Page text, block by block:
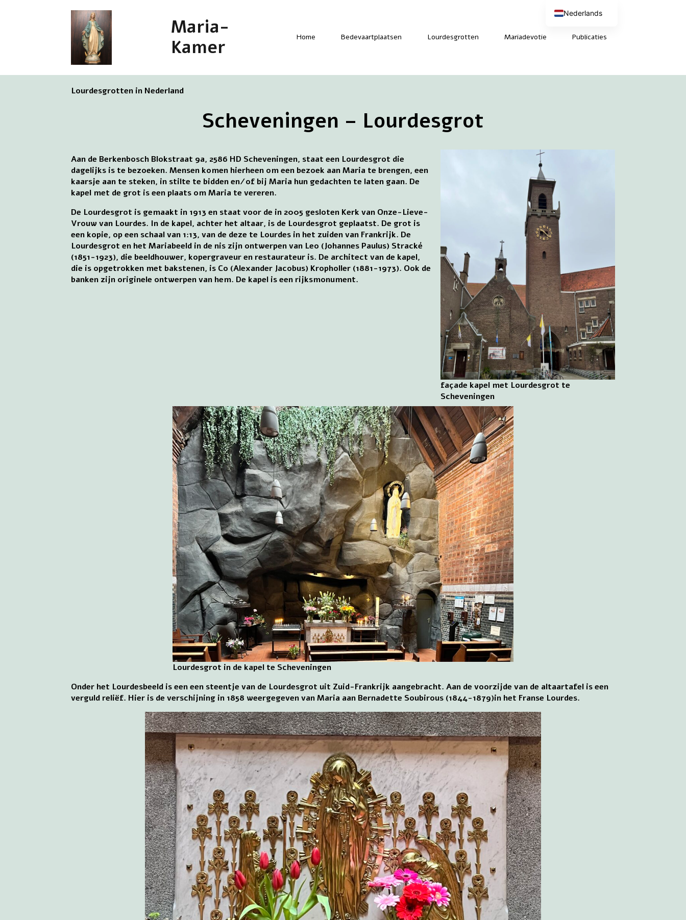
Maria-
Kamer
Home Bedevaartplaatsen Lourdesgrotten Mariadevotie Publicaties
Lourdesgrotten in Nederland
Scheveningen – Lourdesgrot
façade kapel met Lourdesgrot te
Scheveningen
Aan de Berkenbosch Blokstraat 9a, 2586 HD Scheveningen, staat een Lourdesgrot die
dagelijks is te bezoeken. Mensen komen hierheen om een bezoek aan Maria te brengen, een
kaarsje aan te steken, in stilte te bidden en/of bij Maria hun gedachten te laten gaan. De
kapel met de grot is een plaats om Maria te vereren.
De Lourdesgrot is gemaakt in 1913 en staat voor de in 2005 gesloten Kerk van Onze-Lieve-
Vrouw van Lourdes. In de kapel, achter het altaar, is de Lourdesgrot geplaatst. De grot is
een kopie, op een schaal van 1:13, van de deze te Lourdes in het zuiden van Frankrijk. De
Lourdesgrot en het Mariabeeld in de nis zijn ontwerpen van Leo (Johannes Paulus) Stracké
(1851-1923), die beeldhouwer, kopergraveur en restaurateur is. De architect van de kapel,
die is opgetrokken met bakstenen, is Co (Alexander Jacobus) Kropholler (1881-1973). Ook de
banken zijn originele ontwerpen van hem. De kapel is een rijksmonument.
Lourdesgrot in de kapel te Scheveningen
Onder het Lourdesbeeld is een een steentje van de Lourdesgrot uit Zuid-Frankrijk aangebracht. Aan de voorzijde van de altaartafel is een
verguld reliëf. Hier is de verschijning in 1858 weergegeven van Maria aan Bernadette Soubirous (1844-1879)in het Franse Lourdes.
Nederlands
Deutsch